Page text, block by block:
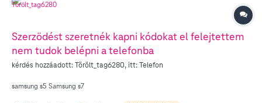
arra gyanakszom a telekom rendszere, vagy a rendszer beállítása változott meg.
A készülék egy Grundig 160 konkrétan Grundig D160A A telefonban magában
mintha lenne üzenetrögzítő de soha nem működött csak bekavar. (Azt, hogy a
telefon üzenetrögzítő-vezérlő gombjaival a telekom hangposta szolgáltatást
lehessen vezérelni azt nem is remélem) Előre is köszönöm a segítséget! Z.
Szerzödést szeretnék kapni kódokat el felejtettem
nem tudok belépni a telefonba
kérdés hozzáadott:Törölt_tag6280, itt:Telefon
samsung s5 Samsung s7